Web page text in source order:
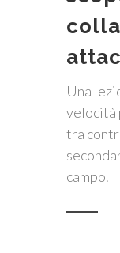
Una
velocità
tra
campo.